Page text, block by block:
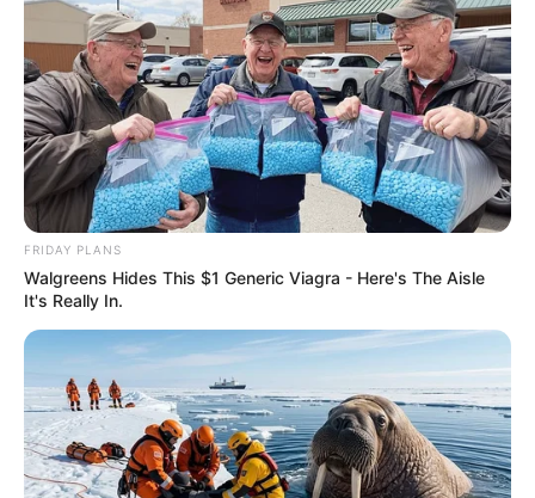
FRIDAY PLANS
Walgreens Hides This $1 Generic Viagra - Here's The Aisle
It's Really In.